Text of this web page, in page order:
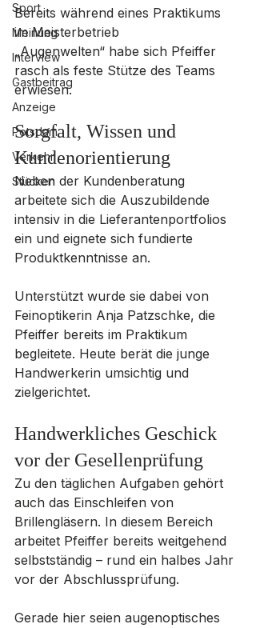
Sport
Meinung
Interview
Gastbeitrag
Anzeige
Potsdam
Verkehr
Stücken
Bereits während eines Praktikums
im Meisterbetrieb
„Augenwelten“ habe sich Pfeiffer
rasch als feste Stütze des Teams
erwiesen.
Sorgfalt, Wissen und
Kundenorientierung
Neben der Kundenberatung
arbeitete sich die Auszubildende
intensiv in die Lieferantenportfolios
ein und eignete sich fundierte
Produktkenntnisse an.
Unterstützt wurde sie dabei von
Feinoptikerin Anja Patzschke, die
Pfeiffer bereits im Praktikum
begleitete. Heute berät die junge
Handwerkerin umsichtig und
zielgerichtet.
Handwerkliches Geschick
vor der Gesellenprüfung
Zu den täglichen Aufgaben gehört
auch das Einschleifen von
Brillengläsern. In diesem Bereich
arbeitet Pfeiffer bereits weitgehend
selbstständig – rund ein halbes Jahr
vor der Abschlussprüfung.
Gerade hier seien augenoptisches